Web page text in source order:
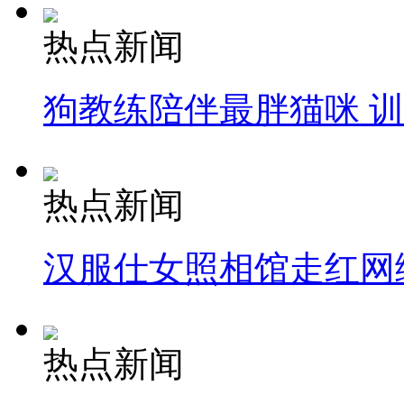
热点新闻
狗教练陪伴最胖猫咪
热点新闻
汉服仕女照相馆走红网
热点新闻